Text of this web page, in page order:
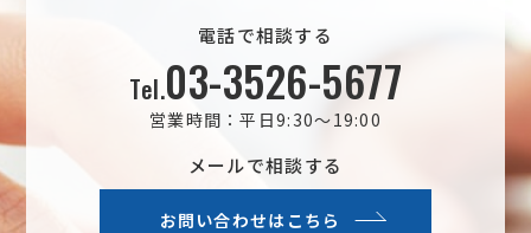
電話で相談する
Tel.03-3526-5677
営業時間：平日9:30～19:00
メールで相談する
お問い合わせはこちら